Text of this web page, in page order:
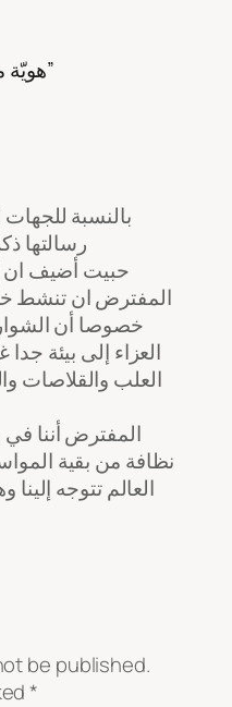
One response to “هويّة معمّرة”
بالنسبة
رسالتها
حبيت أضيف ان
المفترض ان تنشط
خصوصا أن
العزاء إلى بيئة
العلب والقلاصات
المفترض أننا
نظافة من بقية
العالم تتوجه
be published.
*